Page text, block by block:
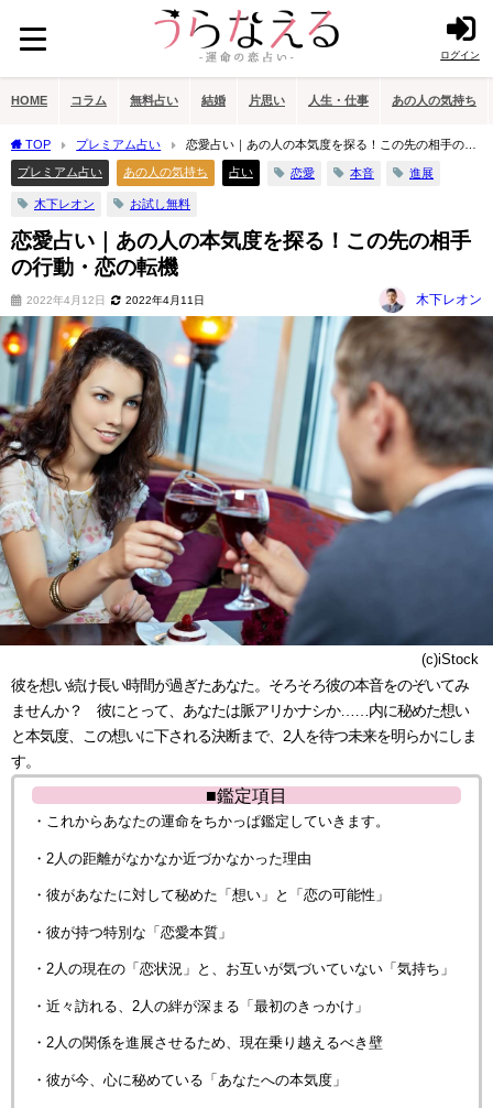
ログイン
HOME コラム 無料占い 結婚 片思い 人生・仕事 あの人の気持ち
TOP プレミアム占い
恋愛占い｜あの人の本気度を探る！この先の相手の行
動・恋の転機
プレミアム占い あの人の気持ち 占い 恋愛 本音 進展
木下レオン お試し無料
恋愛占い｜あの人の本気度を探る！この先の相手
の行動・恋の転機
2022年4月12日 2022年4月11日 木下レオン
(c)iStock
彼を想い続け長い時間が過ぎたあなた。そろそろ彼の本音をのぞいてみ
ませんか？ 彼にとって、あなたは脈アリかナシか……内に秘めた想い
と本気度、この想いに下される決断まで、2人を待つ未来を明らかにしま
す。
■鑑定項目
・これからあなたの運命をちかっぱ鑑定していきます。
・2人の距離がなかなか近づかなかった理由
・彼があなたに対して秘めた「想い」と「恋の可能性」
・彼が持つ特別な「恋愛本質」
・2人の現在の「恋状況」と、お互いが気づいていない「気持ち」
・近々訪れる、2人の絆が深まる「最初のきっかけ」
・2人の関係を進展させるため、現在乗り越えるべき壁
・彼が今、心に秘めている「あなたへの本気度」